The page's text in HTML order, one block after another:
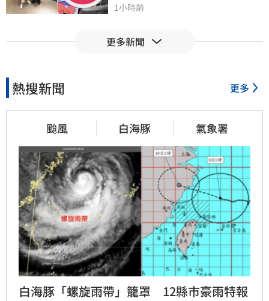
1小時前
匯100萬給孫子　阿嬤等嘸感謝
退休金買錶討妻歡心　她一句
3小時前
Fed沒升息股市跌　投信揭下一
步布局方向
5小時前
少女在家產子男嬰夭折　裹毛
更多新聞
熱搜新聞 更多
颱風 白海豚 氣象署
白海豚「螺旋雨帶」籠罩　12縣市豪雨特報